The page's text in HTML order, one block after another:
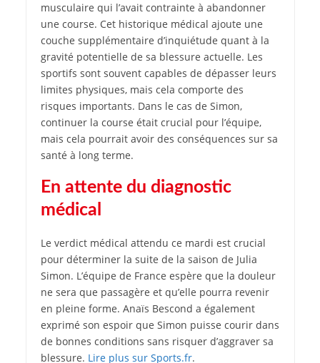
musculaire qui l’avait contrainte à abandonner
une course. Cet historique médical ajoute une
couche supplémentaire d’inquiétude quant à la
gravité potentielle de sa blessure actuelle. Les
sportifs sont souvent capables de dépasser leurs
limites physiques, mais cela comporte des
risques importants. Dans le cas de Simon,
continuer la course était crucial pour l’équipe,
mais cela pourrait avoir des conséquences sur sa
santé à long terme.
En attente du diagnostic
médical
Le verdict médical attendu ce mardi est crucial
pour déterminer la suite de la saison de Julia
Simon. L’équipe de France espère que la douleur
ne sera que passagère et qu’elle pourra revenir
en pleine forme. Anaïs Bescond a également
exprimé son espoir que Simon puisse courir dans
de bonnes conditions sans risquer d’aggraver sa
blessure. Lire plus sur Sports.fr.